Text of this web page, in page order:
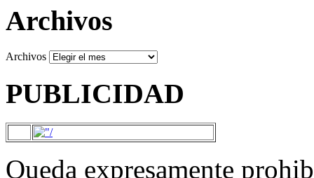
Archivos
Archivos
PUBLICIDAD
Queda expresamente